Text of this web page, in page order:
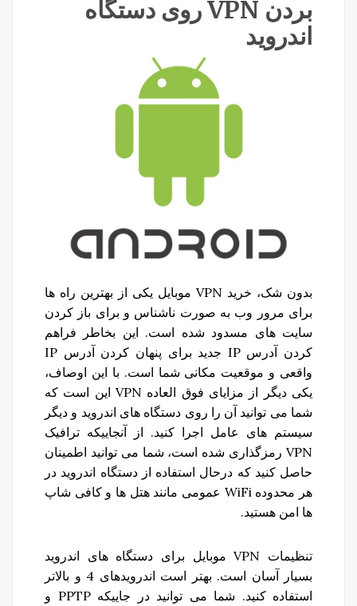
بردن VPN روی دستگاه
اندروید
بدون شک، خرید VPN موبایل یکی از بهترین راه ها
برای مرور وب به صورت ناشناس و برای باز کردن
سایت های مسدود شده است. این بخاطر فراهم
کردن آدرس IP جدید برای پنهان کردن آدرس IP
واقعی و موقعیت مکانی شما است. با این اوصاف،
یکی دیگر از مزایای فوق العاده VPN این است که
شما می توانید آن را روی دستگاه های اندروید و دیگر
سیستم های عامل اجرا کنید. از آنجاییکه ترافیک
VPN رمزگذاری شده است، شما می توانید اطمینان
حاصل کنید که درحال استفاده از دستگاه اندروید در
هر محدوده WiFi عمومی مانند هتل ها و کافی شاپ
ها امن هستید.
تنظیمات VPN موبایل برای دستگاه های اندروید
بسیار آسان است. بهتر است اندرویدهای 4 و بالاتر
استفاده کنید. شما می توانید در جاییکه PPTP و